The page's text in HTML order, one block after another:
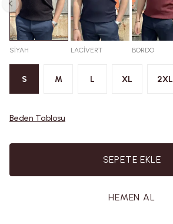
SİYAH LACİVERT BORDO
S M L XL 2XL
Beden Tablosu
SEPETE EKLE
HEMEN AL